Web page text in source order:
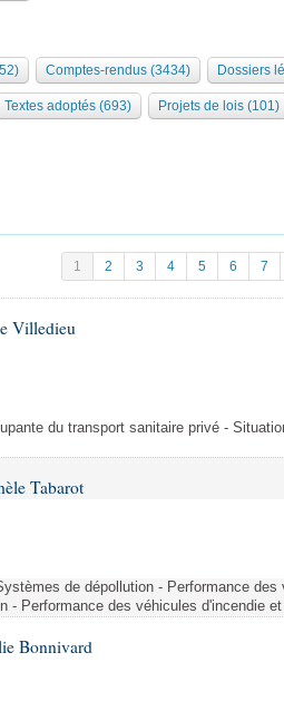
Comptes-rendus (3434) Dossiers
Textes adoptés (693) Projets de lois (101)
1 2 3 4 5 6 7
Villedieu
du transport sanitaire privé -
Tabarot
de dépollution - Performance des
- Performance des véhicules d'incendie
Bonnivard